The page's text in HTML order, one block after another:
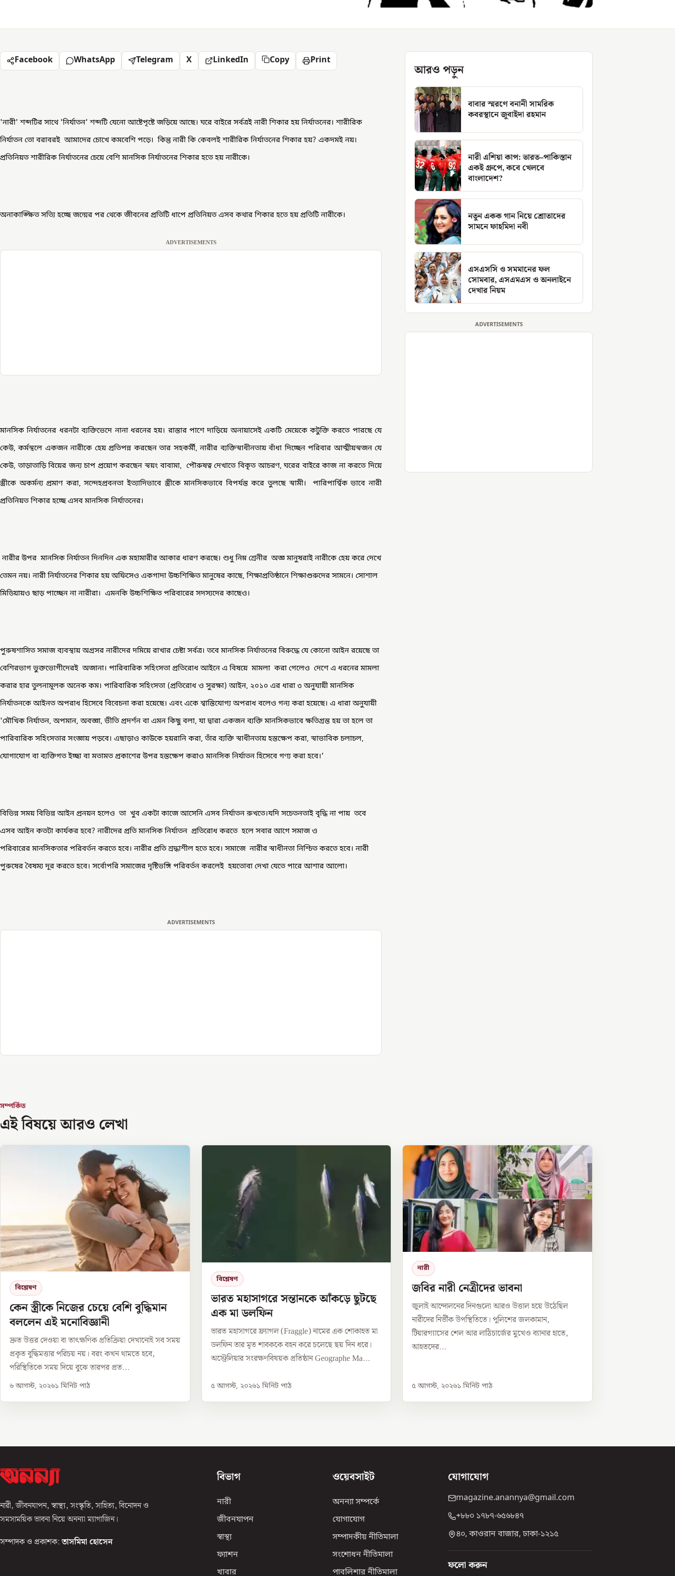
Facebook WhatsApp Telegram X LinkedIn Copy Print
'নারী' শব্দটির সাথে 'নির্যাতন' শব্দটি যেনো আষ্টেপৃষ্টে জড়িয়ে আছে। ঘরে বাইরে সর্বত্রই নারী শিকার হয় নির্যাতনের। শারীরিক
নির্যাতন তো বরাবরই আমাদের চোখে কমবেশি পড়ে। কিন্তু নারী কি কেবলই শারীরিক নির্যাতনের শিকার হয়? একদমই নয়।
প্রতিনিয়ত শারীরিক নির্যাতনের চেয়ে বেশি মানসিক নির্যাতনের শিকার হতে হয় নারীকে।
অনাকাঙ্ক্ষিত সত্যি হচ্ছে জন্মের পর থেকে জীবনের প্রতিটি ধাপে প্রতিনিয়ত এসব কথার শিকার হতে হয় প্রতিটি নারীকে।
ADVERTISEMENTS
মানসিক নির্যাতনের ধরনটা ব্যক্তিভেদে নানা ধরনের হয়। রাস্তার পাশে দাড়িয়ে অনায়াসেই একটি মেয়েকে কটুক্তি করতে পারছে যে
কেউ, কর্মস্থলে একজন নারীকে হেয় প্রতিপন্ন করছেন তার সহকর্মী, নারীর ব্যক্তিস্বাধীনতায় বাঁধা দিচ্ছেন পরিবার আত্মীয়স্বজন যে
কেউ, তাড়াতাড়ি বিয়ের জন্য চাপ প্রয়োগ করছেন স্বয়ং বাবামা, পৌরুষত্ব দেখাতে বিকৃত আচরণ, ঘরের বাইরে কাজ না করতে দিয়ে
স্ত্রীকে অকর্মন্য প্রমাণ করা, সন্দেহপ্রবনতা ইত্যাদিভাবে স্ত্রীকে মানসিকভাবে বিপর্যস্ত করে তুলছে স্বামী। পারিপার্শ্বিক ভাবে নারী
প্রতিনিয়ত শিকার হচ্ছে এসব মানসিক নির্যাতনের।
নারীর উপর মানসিক নির্যাতন দিনদিন এক মহামারীর আকার ধারণ করছে। শুধু নিম্ন শ্রেনীর অজ্ঞ মানুষরাই নারীকে হেয় করে দেখে
তেমন নয়। নারী নির্যাতনের শিকার হয় অফিসেও একগাদা উচ্চশিক্ষিত মানুষের কাছে, শিক্ষাপ্রতিষ্ঠানে শিক্ষাগুরুদের সামনে। সোশাল
মিডিয়ায়ও ছাড় পাচ্ছেন না নারীরা। এমনকি উচ্চশিক্ষিত পরিবারের সদস্যদের কাছেও।
পুরুষশাসিত সমাজ ব্যবস্থায় অগ্রসর নারীদের দমিয়ে রাখার চেষ্টা সর্বত্র। তবে মানসিক নির্যাতনের বিরুদ্ধে যে কোনো আইন রয়েছে তা
বেশিরভাগ ভুক্তভোগীদেরই অজানা। পারিবারিক সহিংসতা প্রতিরোধ আইনে এ বিষয়ে মামলা করা গেলেও দেশে এ ধরনের মামলা
করার হার তুলনামূলক অনেক কম। পারিবারিক সহিংসতা (প্রতিরোধ ও সুরক্ষা) আইন, ২০১০ এর ধারা ৩ অনুযায়ী মানসিক
নির্যাতনকে আইনত অপরাধ হিসেবে বিবেচনা করা হয়েছে। এবং একে শ্বাস্তিযোগ্য অপরাধ বলেও গন্য করা হয়েছে। এ ধারা অনুযায়ী
'মৌখিক নির্যাতন, অপমান, অবজ্ঞা, ভীতি প্রদর্শন বা এমন কিছু বলা, যা দ্বারা একজন ব্যক্তি মানসিকভাবে ক্ষতিগ্রস্ত হয় তা হলে তা
পারিবারিক সহিংসতার সংজ্ঞায় পড়বে। এছাড়াও কাউকে হয়রানি করা, তাঁর ব্যক্তি স্বাধীনতায় হস্তক্ষেপ করা, স্বাভাবিক চলাচল,
যোগাযোগ বা ব্যক্তিগত ইচ্ছা বা মতামত প্রকাশের উপর হস্তক্ষেপ করাও মানসিক নির্যাতন হিসেবে গণ্য করা হবে।’
বিভিন্ন সময় বিভিন্ন আইন প্রনয়ন হলেও তা খুব একটা কাজে আসেনি এসব নির্যাতন রুখতে।যদি সচেতনতাই বৃদ্ধি না পায় তবে
এসব আইন কতটা কার্যকর হবে? নারীদের প্রতি মানসিক নির্যাতন প্রতিরোধ করতে হলে সবার আগে সমাজ ও
পরিবারের মানসিকতার পরিবর্তন করতে হবে। নারীর প্রতি শ্রদ্ধাশীল হতে হবে। সমাজে নারীর স্বাধীনতা নিশ্চিত করতে হবে। নারী
পুরুষের বৈষম্য দূর করতে হবে। সর্বোপরি সমাজের দৃষ্টিভঙ্গি পরিবর্তন করলেই হয়তোবা দেখা যেতে পারে আশার আলো।
ADVERTISEMENTS
আরও পড়ুন
বাবার স্মরণে বনানী সামরিক
কবরস্থানে জুবাইদা রহমান
নারী এশিয়া কাপ: ভারত–পাকিস্তান
একই গ্রুপে, কবে খেলবে
বাংলাদেশ?
নতুন একক গান নিয়ে শ্রোতাদের
সামনে ফাহমিদা নবী
এসএসসি ও সমমানের ফল
সোমবার, এসএমএস ও অনলাইনে
দেখার নিয়ম
ADVERTISEMENTS
সম্পর্কিত
এই বিষয়ে আরও লেখা
বিশ্লেষণ
কেন স্ত্রীকে নিজের চেয়ে বেশি বুদ্ধিমান
বললেন এই মনোবিজ্ঞানী
দ্রুত উত্তর দেওয়া বা তাৎক্ষণিক প্রতিক্রিয়া দেখানোই সব সময়
প্রকৃত বুদ্ধিমত্তার পরিচয় নয়। বরং কখন থামতে হবে,
পরিস্থিতিকে সময় দিয়ে বুঝে তারপর প্রত...
৬ আগস্ট, ২০২৬১ মিনিট পাঠ
বিশ্লেষণ
ভারত মহাসাগরে সন্তানকে আঁকড়ে ছুটছে
এক মা ডলফিন
ভারত মহাসাগরে ফ্র্যাগল (Fraggle) নামের এক শোকাহত মা
ডলফিন তার মৃত শাবককে বহন করে চলেছে ছয় দিন ধরে।
অস্ট্রেলিয়ার সংরক্ষণবিষয়ক প্রতিষ্ঠান Geographe Ma...
৫ আগস্ট, ২০২৬১ মিনিট পাঠ
নারী
জবির নারী নেত্রীদের ভাবনা
জুলাই আন্দোলনের দিনগুলো আরও উত্তাল হয়ে উঠেছিল
নারীদের নির্ভীক উপস্থিতিতে। পুলিশের জলকামান,
টিয়ারগ্যাসের শেল আর লাঠিচার্জের মুখেও ব্যানার হাতে,
আহতদের...
৫ আগস্ট, ২০২৬১ মিনিট পাঠ
নারী, জীবনযাপন, স্বাস্থ্য, সংস্কৃতি, সাহিত্য, বিনোদন ও
সমসাময়িক ভাবনা নিয়ে অনন্যা ম্যাগাজিন।
সম্পাদক ও প্রকাশক: তাসমিমা হোসেন
বিভাগ
নারী
জীবনযাপন
স্বাস্থ্য
ফ্যাশন
খাবার
ওয়েবসাইট
অনন্যা সম্পর্কে
যোগাযোগ
সম্পাদকীয় নীতিমালা
সংশোধন নীতিমালা
পাবলিশার নীতিমালা
যোগাযোগ
magazine.anannya@gmail.com
+৮৮০ ১৭৮৭-৬৫৬৮৪৭
৪০, কাওরান বাজার, ঢাকা-১২১৫
ফলো করুন